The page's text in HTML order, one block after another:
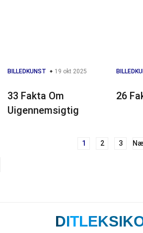
BILLEDKUNST 19 okt 2025
33 Fakta Om
Uigennemsigtig
26
1 2 3